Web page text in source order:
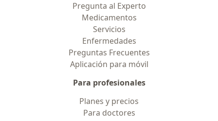
Pregunta al Experto
Medicamentos
Servicios
Enfermedades
Preguntas Frecuentes
Aplicación para móvil
Para profesionales
Planes y precios
Para doctores